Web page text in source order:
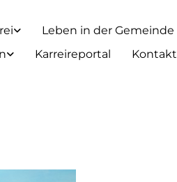
Leben in der Gemeinde
Karreireportal Kontakt